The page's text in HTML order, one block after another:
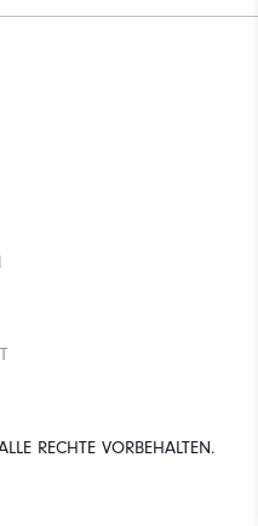
RECHTE VORBEHALTEN.